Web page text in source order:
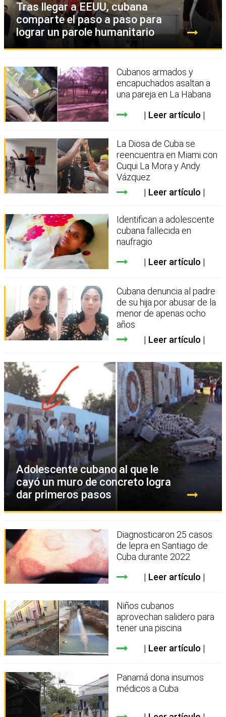
Tras llegar a EEUU, cubana
comparte el paso a paso para
lograr un parole humanitario
Cubanos armados y
encapuchados asaltan a
una pareja en La Habana
Leer artículo
La Diosa de Cuba se
reencuentra en Miami con
Cuqui La Mora y Andy
Vázquez
Leer artículo
Identifican a adolescente
cubana fallecida en
naufragio
Leer artículo
Cubana denuncia al padre
de su hija por abusar de la
menor de apenas ocho
años
Leer artículo
Adolescente cubano al que le
cayó un muro de concreto logra
dar primeros pasos
Diagnosticaron 25 casos
de lepra en Santiago de
Cuba durante 2022
Leer artículo
Niños cubanos
aprovechan salidero para
tener una piscina
Leer artículo
Panamá dona insumos
médicos a Cuba